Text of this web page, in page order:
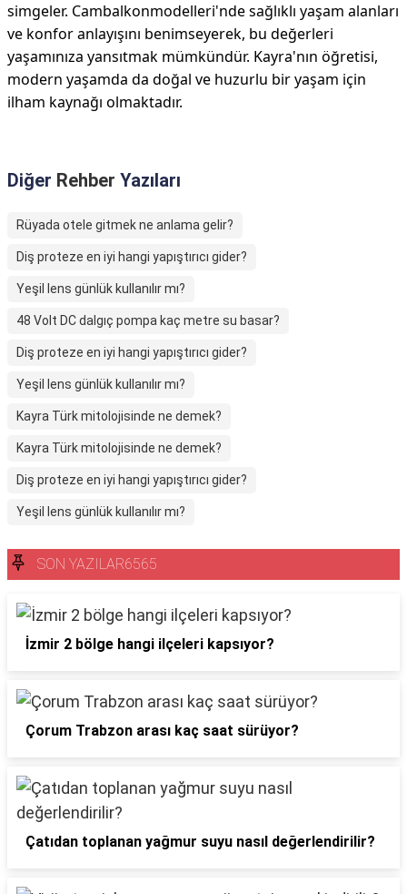
simgeler. Cambalkonmodelleri'nde sağlıklı yaşam alanları
ve konfor anlayışını benimseyerek, bu değerleri
yaşamınıza yansıtmak mümkündür. Kayra'nın öğretisi,
modern yaşamda da doğal ve huzurlu bir yaşam için
ilham kaynağı olmaktadır.
Diğer Rehber Yazıları
Rüyada otele gitmek ne anlama gelir?
Diş proteze en iyi hangi yapıştırıcı gider?
Yeşil lens günlük kullanılır mı?
48 Volt DC dalgıç pompa kaç metre su basar?
Diş proteze en iyi hangi yapıştırıcı gider?
Yeşil lens günlük kullanılır mı?
Kayra Türk mitolojisinde ne demek?
Kayra Türk mitolojisinde ne demek?
Diş proteze en iyi hangi yapıştırıcı gider?
Yeşil lens günlük kullanılır mı?
SON YAZILAR6565
İzmir 2 bölge hangi ilçeleri kapsıyor?
Çorum Trabzon arası kaç saat sürüyor?
Çatıdan toplanan yağmur suyu nasıl değerlendirilir?